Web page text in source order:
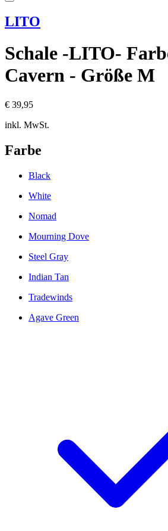
LITO
Schale -LITO-
Cavern - Größe M
€ 39,95
inkl. MwSt.
Farbe
Black
White
Nomad
Mourning Dove
Steel Gray
Indian Tan
Tradewinds
Agave Green